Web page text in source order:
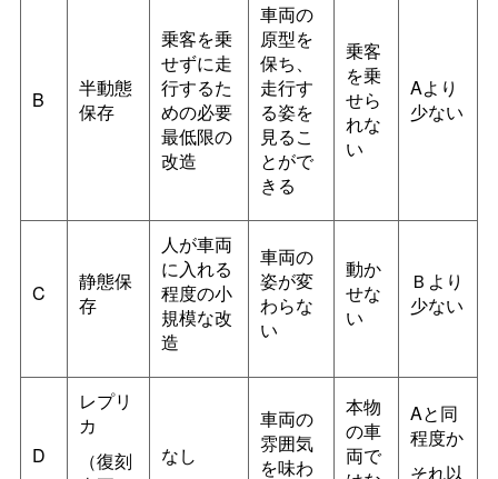
B
半動態
保存
乗客を乗
せずに走
行するた
めの必要
最低限の
改造
車両の
原型を
保ち、
走行す
る姿を
見るこ
とがで
きる
乗客
を乗
せら
れな
い
Aより
少ない
C
静態保
存
人が車両
に入れる
程度の小
規模な改
造
車両の
姿が変
わらな
い
動か
せな
い
Ｂより
少ない
D
レプリ
カ
（復刻
なし
車両の
雰囲気
を味わ
本物
の車
両で
Aと同
程度か
それ以